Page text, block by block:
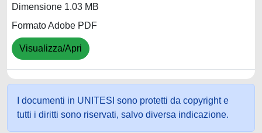
Dimensione 1.03 MB
Formato Adobe PDF
Visualizza/Apri
I documenti in UNITESI sono protetti da copyright e
tutti i diritti sono riservati, salvo diversa indicazione.